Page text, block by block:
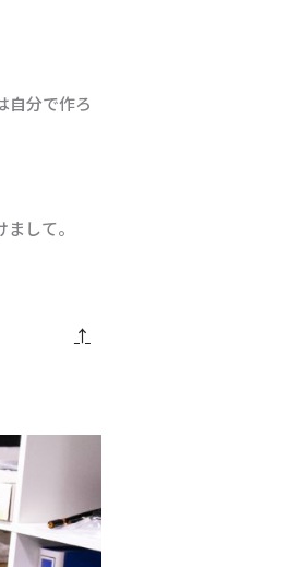
自分で作ろ
して。
↑